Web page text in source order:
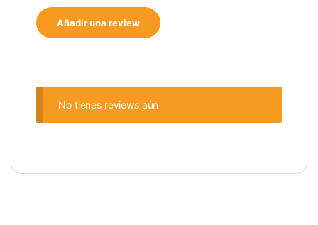
No tienes reviews aún